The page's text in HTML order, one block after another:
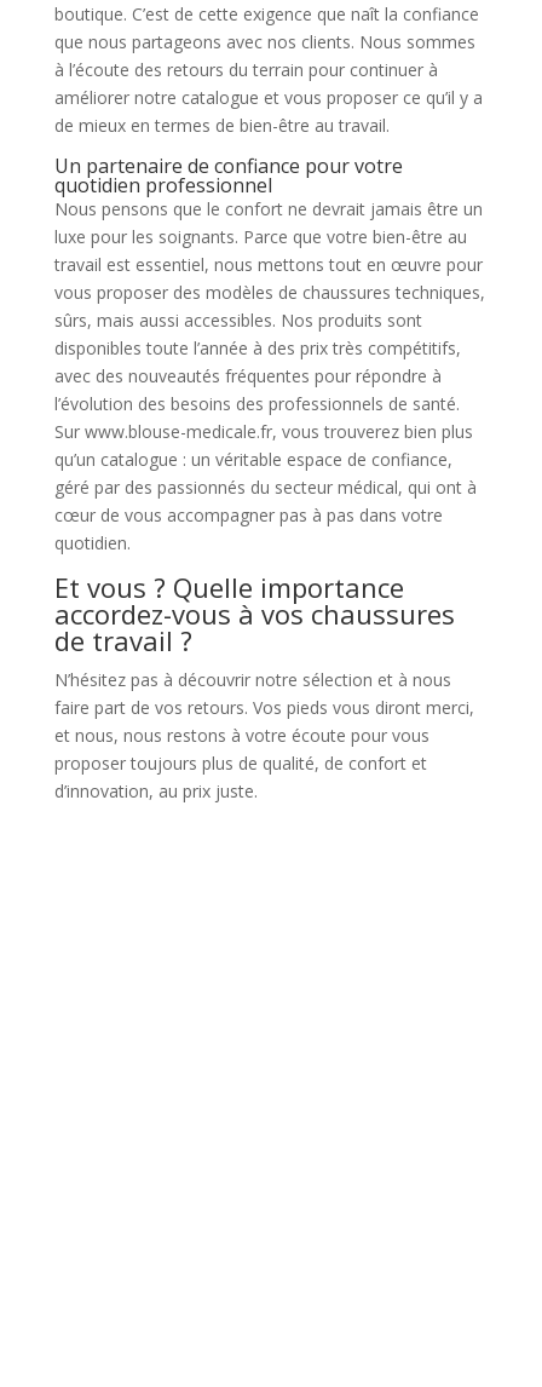
boutique. C’est de cette exigence que naît la confiance
que nous partageons avec nos clients. Nous sommes
à l’écoute des retours du terrain pour continuer à
améliorer notre catalogue et vous proposer ce qu’il y a
de mieux en termes de bien-être au travail.
Un partenaire de confiance pour votre
quotidien professionnel
Nous pensons que le confort ne devrait jamais être un
luxe pour les soignants. Parce que votre bien-être au
travail est essentiel, nous mettons tout en œuvre pour
vous proposer des modèles de chaussures techniques,
sûrs, mais aussi accessibles. Nos produits sont
disponibles toute l’année à des prix très compétitifs,
avec des nouveautés fréquentes pour répondre à
l’évolution des besoins des professionnels de santé.
Sur www.blouse-medicale.fr, vous trouverez bien plus
qu’un catalogue : un véritable espace de confiance,
géré par des passionnés du secteur médical, qui ont à
cœur de vous accompagner pas à pas dans votre
quotidien.
Et vous ? Quelle importance
accordez-vous à vos chaussures
de travail ?
N’hésitez pas à découvrir notre sélection et à nous
faire part de vos retours. Vos pieds vous diront merci,
et nous, nous restons à votre écoute pour vous
proposer toujours plus de qualité, de confort et
d’innovation, au prix juste.